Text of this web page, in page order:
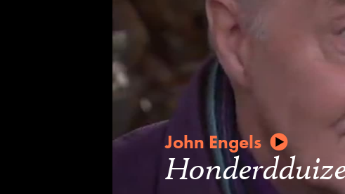
John Engels